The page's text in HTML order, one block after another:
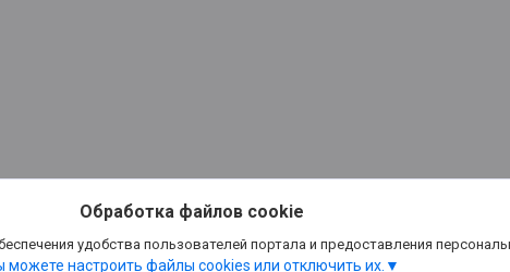
Обработка файлов cookie
удобства пользователей портала и предоставления
можете настроить файлы cookies или отключить их.